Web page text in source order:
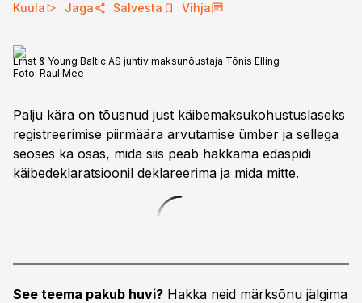
Kuula Jaga Salvesta Vihja
Ernst & Young Baltic AS juhtiv maksunõustaja Tõnis Elling
Foto: Raul Mee
Palju kära on tõusnud just käibemaksukohustuslaseks
registreerimise piirmäära arvutamise ümber ja sellega
seoses ka osas, mida siis peab hakkama edaspidi
käibedeklaratsioonil deklareerima ja mida mitte.
See teema pakub huvi? Hakka neid märksõnu jälgima